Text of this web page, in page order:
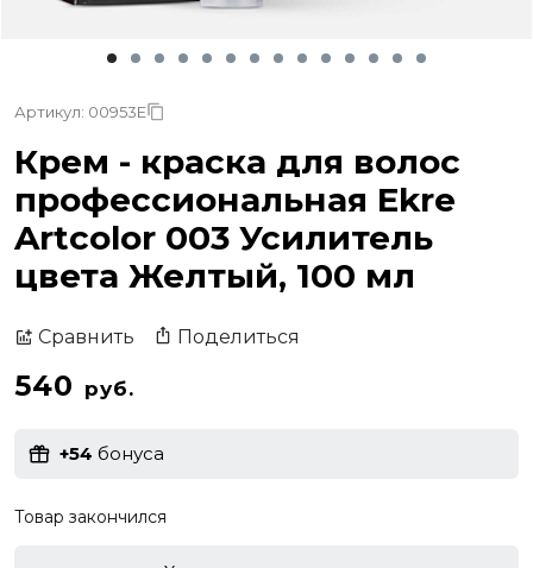
Артикул: 00953E
Крем - краска для волос
профессиональная Ekre
Artcolor 003 Усилитель
цвета Желтый, 100 мл
Сравнить Поделиться
540 руб.
+54 бонуса
Товар закончился